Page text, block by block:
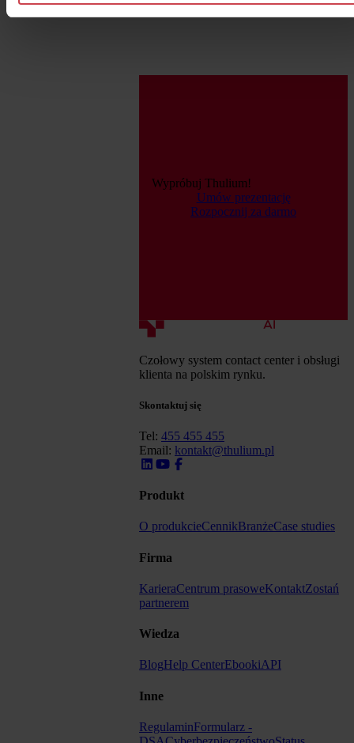
Wypróbuj Thulium!
Umów prezentację
Rozpocznij za darmo
Czołowy system contact center i obsługi
klienta na polskim rynku.
Skontaktuj się
Tel: 455 455 455
Email: kontakt@thulium.pl
Produkt
O produkcieCennikBranżeCase studies
Firma
KarieraCentrum prasoweKontaktZostań
partnerem
Wiedza
BlogHelp CenterEbookiAPI
Inne
RegulaminFormularz -